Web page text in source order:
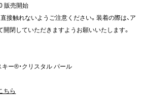
販売開始
接触れないようご注意ください。装着の際は、ア
閉していただきますようお願いいたします。
ー®・クリスタル パール
ちら